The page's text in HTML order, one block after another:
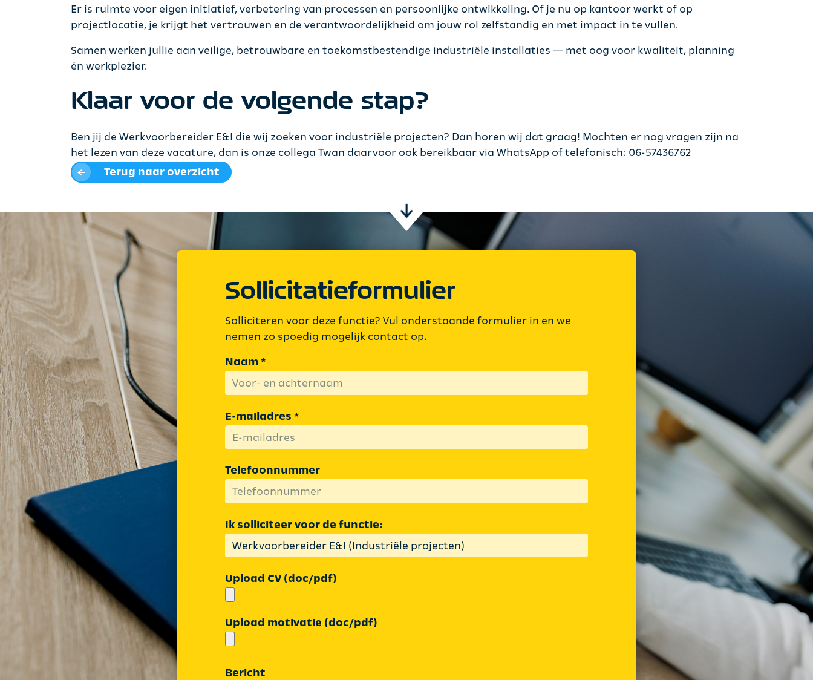
Er is ruimte voor eigen initiatief, verbetering van processen en persoonlijke ontwikkeling. Of je nu op kantoor werkt of op
projectlocatie, je krijgt het vertrouwen en de verantwoordelijkheid om jouw rol zelfstandig en met impact in te vullen.
Samen werken jullie aan veilige, betrouwbare en toekomstbestendige industriële installaties — met oog voor kwaliteit, planning
én werkplezier.
Klaar voor de volgende stap?
Ben jij de Werkvoorbereider E&I die wij zoeken voor industriële projecten? Dan horen wij dat graag! Mochten er nog vragen zijn na
het lezen van deze vacature, dan is onze collega Twan daarvoor ook bereikbaar via WhatsApp of telefonisch: 06-57436762
Terug naar overzicht
Sollicitatieformulier
Solliciteren voor deze functie? Vul onderstaande formulier in en we
nemen zo spoedig mogelijk contact op.
Naam *
E-mailadres *
Telefoonnummer
Ik solliciteer voor de functie:
Upload CV (doc/pdf)
Upload motivatie (doc/pdf)
Bericht